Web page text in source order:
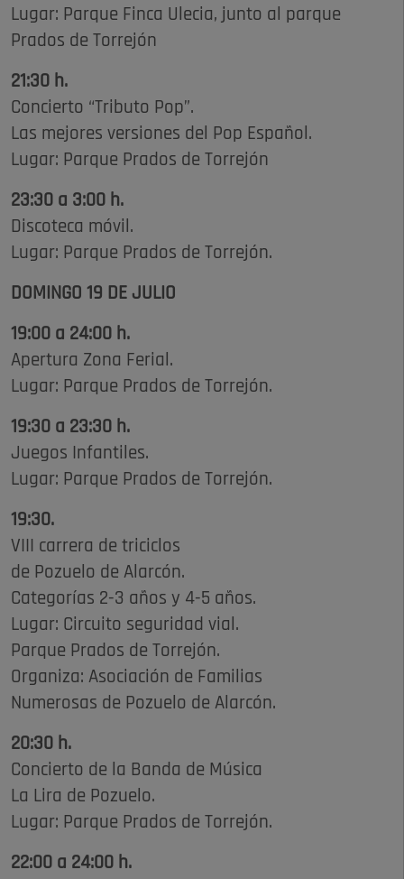
Lugar: Parque Finca Ulecia, junto al parque
Prados de Torrejón
21:30 h.
Concierto “Tributo Pop”.
Las mejores versiones del Pop Español.
Lugar: Parque Prados de Torrejón
23:30 a 3:00 h.
Discoteca móvil.
Lugar: Parque Prados de Torrejón.
DOMINGO 19 DE JULIO
19:00 a 24:00 h.
Apertura Zona Ferial.
Lugar: Parque Prados de Torrejón.
19:30 a 23:30 h.
Juegos Infantiles.
Lugar: Parque Prados de Torrejón.
19:30.
VIII carrera de triciclos
de Pozuelo de Alarcón.
Categorías 2-3 años y 4-5 años.
Lugar: Circuito seguridad vial.
Parque Prados de Torrejón.
Organiza: Asociación de Familias
Numerosas de Pozuelo de Alarcón.
20:30 h.
Concierto de la Banda de Música
La Lira de Pozuelo.
Lugar: Parque Prados de Torrejón.
22:00 a 24:00 h.